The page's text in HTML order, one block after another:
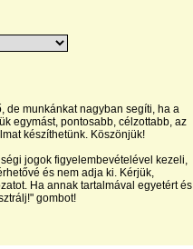
de munkánkat nagyban segíti, ha a
egymást, pontosabb, célzottabb, az
készíthetünk. Köszönjük!
jogok figyelembevételével kezeli,
és nem adja ki. Kérjük,
Ha annak tartalmával egyetért és
gombot!